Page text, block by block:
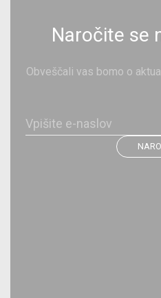
Naročite se
Obveščali vas bomo o